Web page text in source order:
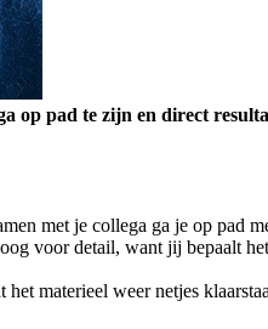
op pad te zijn en direct
met je collega ga je op pad
voor detail, want jij bepaalt
materieel weer netjes